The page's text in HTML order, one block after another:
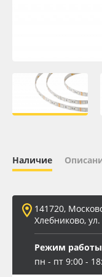
Плёнка
ПЭТ листовой
Баннер
Заготовки для
Наличие
141720,
Хлебниково,
Режим работы
пн - пт 9:00 -